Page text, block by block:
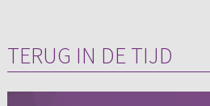
TERUG IN DE TIJD